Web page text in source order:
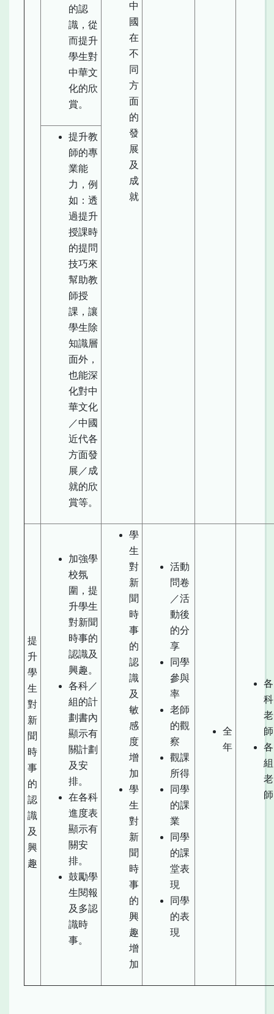
中
國
在
不
同
方
面
的
發
展
及
成
就
的認
識，從
而提升
學生對
中華文
化的欣
賞。
提升教
師的專
業能
力，例
如：透
過提升
授課時
的提問
技巧來
幫助教
師授
課，讓
學生除
知識層
面外，
也能深
化對中
華文化
／中國
近代各
方面發
展／成
就的欣
賞等。
提
升
學
生
對
新
聞
時
事
的
認
識
及
興
趣
加強學
校氛
圍，提
升學生
對新聞
時事的
認識及
興趣。
各科／
組的計
劃書內
顯示有
關計劃
及安
排。
在各科
進度表
顯示有
關安
排。
鼓勵學
生閱報
及多認
識時
事。
學
生
對
新
聞
時
事
的
認
識
及
敏
感
度
增
加
學
生
對
新
聞
時
事
的
興
趣
增
加
活動
問卷
／活
動後
的分
享
同學
參與
率
老師
的觀
察
觀課
所得
同學
的課
業
同學
的課
堂表
現
同學
的表
現
全
年
各
科
老
師
各
組
老
師